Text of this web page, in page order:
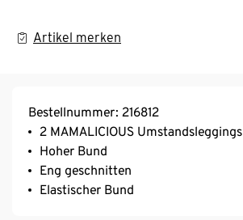
Artikel merken
Bestellnummer: 216812
2 MAMALICIOUS Umstandsleggings
Hoher Bund
Eng geschnitten
Elastischer Bund